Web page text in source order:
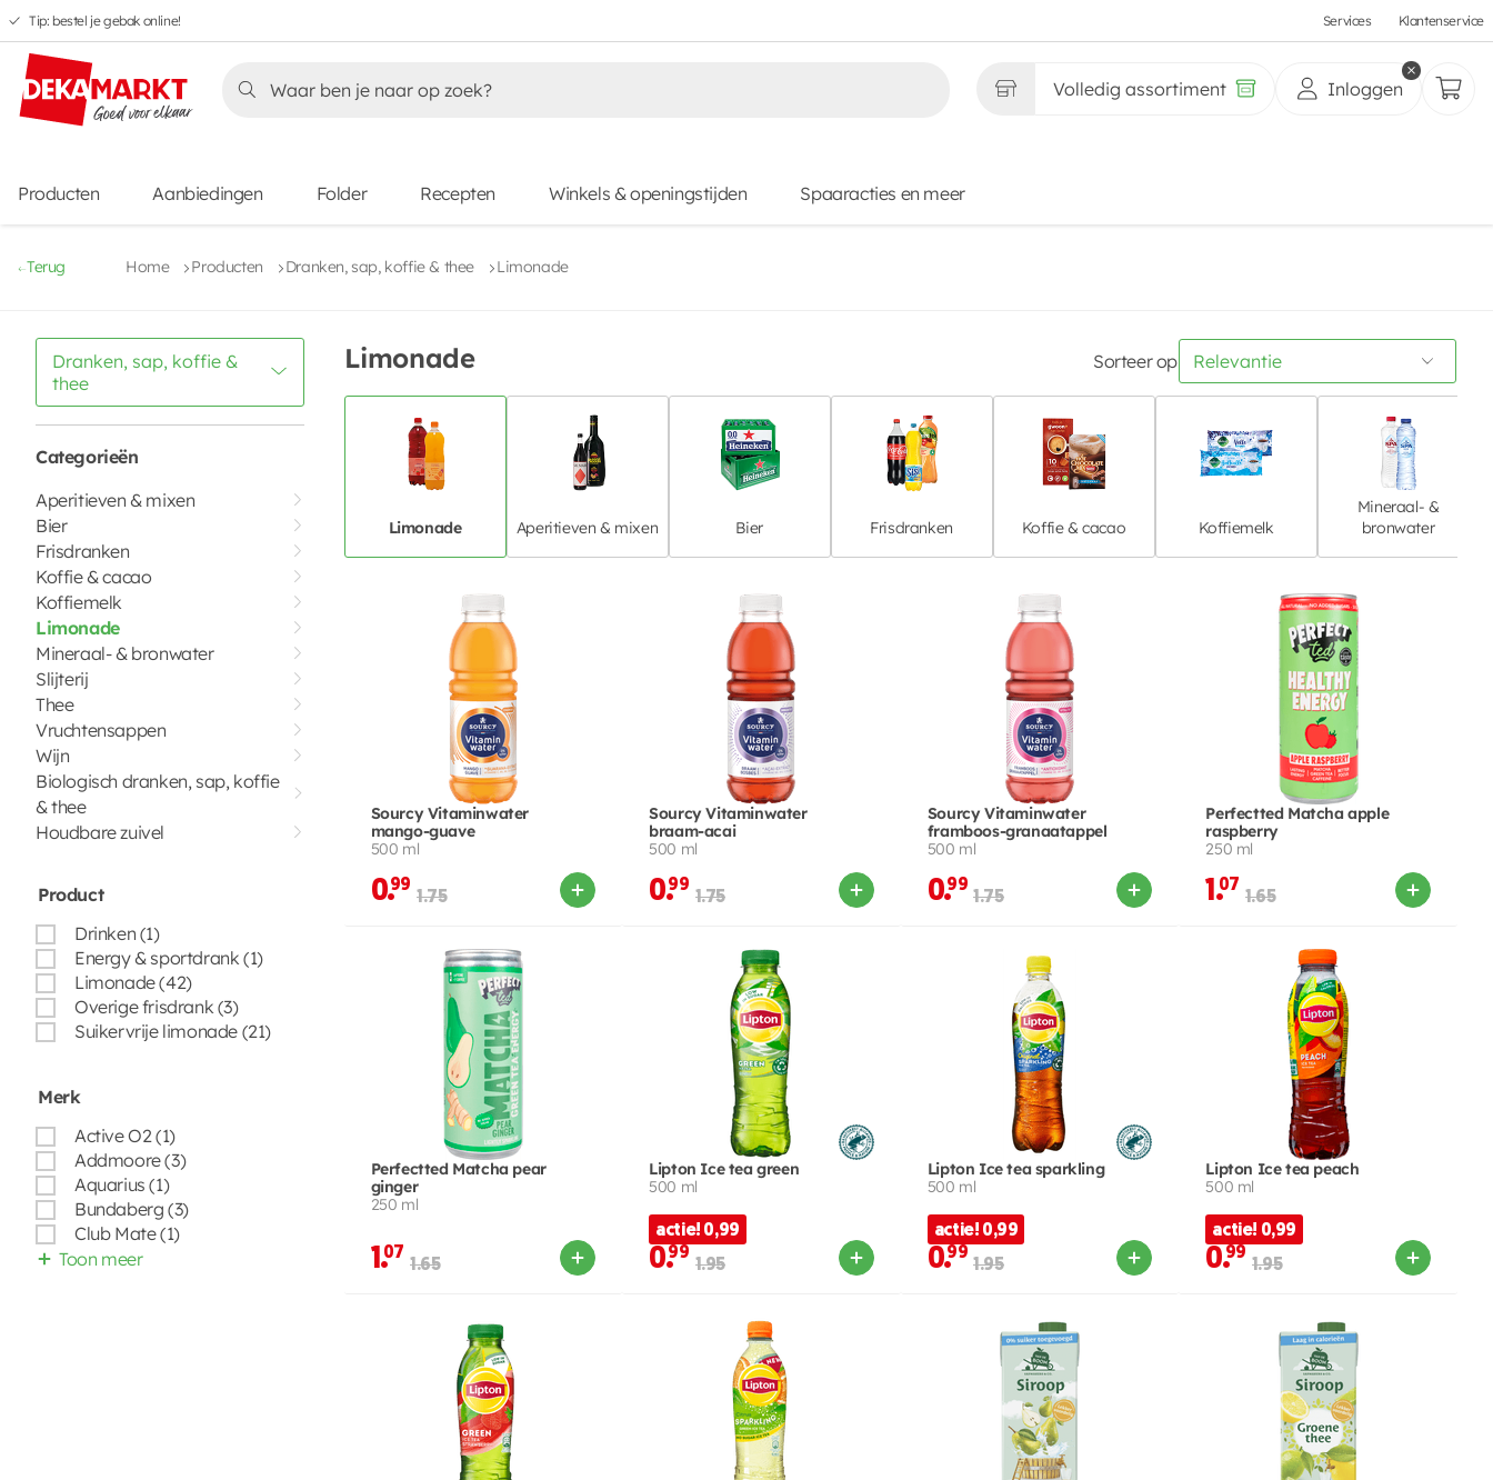
Overslaan
naar
hoofdnavigatie
Overslaan
naar
hoofdinhoud
Overslaan
naar
voettekstinhoud
Overslaan
naar
aanbiedingen
Tip: bestel je gebak online! Services Klantenservice
Volledig assortiment Inloggen
Producten Aanbiedingen Folder Recepten Winkels & openingstijden Spaaracties en meer
Terug Home Producten Dranken, sap, koffie & thee Limonade
Dranken, sap, koffie &
thee
Categorieën
Aperitieven & mixen
Bier
Frisdranken
Koffie & cacao
Koffiemelk
Limonade
Mineraal- & bronwater
Slijterij
Thee
Vruchtensappen
Wijn
Biologisch dranken, sap, koffie
& thee
Houdbare zuivel
Product
Drinken (1)
Energy & sportdrank (1)
Limonade (42)
Overige frisdrank (3)
Suikervrije limonade (21)
Merk
Active O2 (1)
Addmoore (3)
Aquarius (1)
Bundaberg (3)
Club Mate (1)
Toon meer
Limonade Sorteer op
Limonade Aperitieven & mixen Bier Frisdranken Koffie & cacao Koffiemelk
Mineraal- &
bronwater
Sourcy Vitaminwater
mango-guave
500 ml
0.99
1.75
Sourcy Vitaminwater
braam-acai
500 ml
0.99
1.75
Sourcy Vitaminwater
framboos-granaatappel
500 ml
0.99
1.75
Perfectted Matcha apple
raspberry
250 ml
1.07
1.65
Perfectted Matcha pear
ginger
250 ml
1.07
1.65
Lipton Ice tea green
500 ml
actie! 0,99
0.99
1.95
Lipton Ice tea sparkling
500 ml
actie! 0,99
0.99
1.95
Lipton Ice tea peach
500 ml
actie! 0,99
0.99
1.95